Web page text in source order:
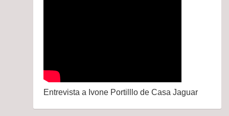
Entrevista a Ivone Portilllo de Casa Jaguar